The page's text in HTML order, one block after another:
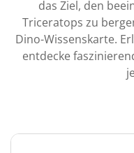
das Ziel, den
Triceratops zu
Dino-Wissenskarte.
entdecke